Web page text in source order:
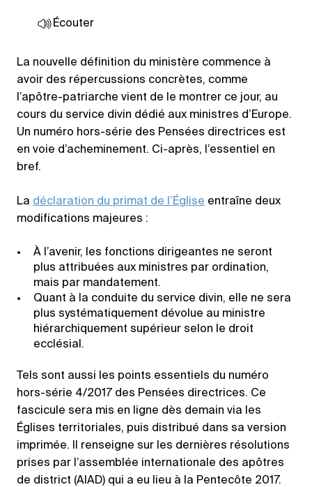
Écouter
La nouvelle définition du ministère commence à
avoir des répercussions concrètes, comme
l’apôtre-patriarche vient de le montrer ce jour, au
cours du service divin dédié aux ministres d’Europe.
Un numéro hors-série des Pensées directrices est
en voie d’acheminement. Ci-après, l’essentiel en
bref.
La déclaration du primat de l’Église entraîne deux
modifications majeures :
À l’avenir, les fonctions dirigeantes ne seront
plus attribuées aux ministres par ordination,
mais par mandatement.
Quant à la conduite du service divin, elle ne sera
plus systématiquement dévolue au ministre
hiérarchiquement supérieur selon le droit
ecclésial.
Tels sont aussi les points essentiels du numéro
hors-série 4/2017 des Pensées directrices. Ce
fascicule sera mis en ligne dès demain via les
Églises territoriales, puis distribué dans sa version
imprimée. Il renseigne sur les dernières résolutions
prises par l’assemblée internationale des apôtres
de district (AIAD) qui a eu lieu à la Pentecôte 2017.